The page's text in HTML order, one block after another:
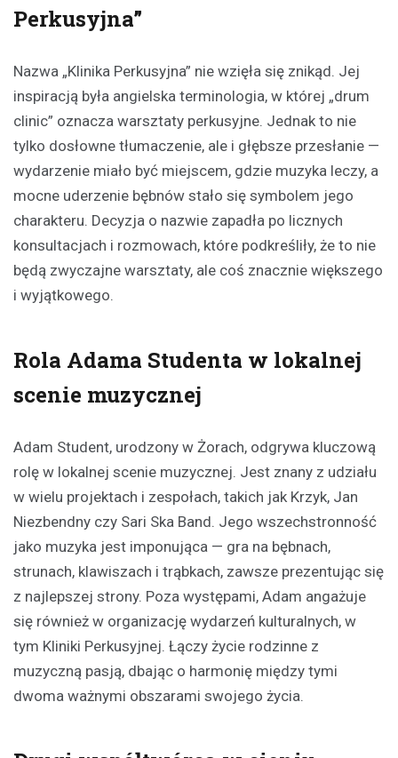
Perkusyjna”
Nazwa „Klinika Perkusyjna” nie wzięła się znikąd. Jej
inspiracją była angielska terminologia, w której „drum
clinic” oznacza warsztaty perkusyjne. Jednak to nie
tylko dosłowne tłumaczenie, ale i głębsze przesłanie —
wydarzenie miało być miejscem, gdzie muzyka leczy, a
mocne uderzenie bębnów stało się symbolem jego
charakteru. Decyzja o nazwie zapadła po licznych
konsultacjach i rozmowach, które podkreśliły, że to nie
będą zwyczajne warsztaty, ale coś znacznie większego
i wyjątkowego.
Rola Adama Studenta w lokalnej
scenie muzycznej
Adam Student, urodzony w Żorach, odgrywa kluczową
rolę w lokalnej scenie muzycznej. Jest znany z udziału
w wielu projektach i zespołach, takich jak Krzyk, Jan
Niezbendny czy Sari Ska Band. Jego wszechstronność
jako muzyka jest imponująca — gra na bębnach,
strunach, klawiszach i trąbkach, zawsze prezentując się
z najlepszej strony. Poza występami, Adam angażuje
się również w organizację wydarzeń kulturalnych, w
tym Kliniki Perkusyjnej. Łączy życie rodzinne z
muzyczną pasją, dbając o harmonię między tymi
dwoma ważnymi obszarami swojego życia.